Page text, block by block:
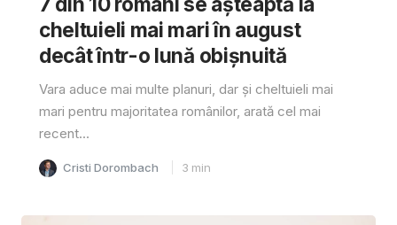
cheltuieli mai mari în august
decât într-o lună obișnuită
Vara aduce mai multe planuri, dar și cheltuieli mai
mari pentru majoritatea românilor, arată cel mai
recent...
Cristi Dorombach 3 min